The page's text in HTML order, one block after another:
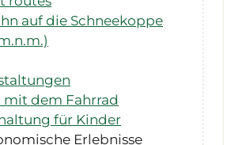
auf die Schneekoppe
mit dem Fahrrad
für Kinder
Erlebnisse